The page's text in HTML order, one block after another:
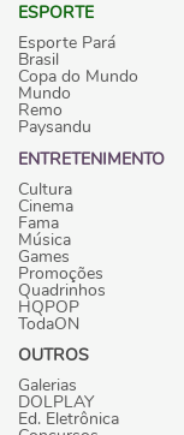
ESPORTE
Esporte Pará
Brasil
Copa do Mundo
Mundo
Remo
Paysandu
ENTRETENIMENTO
Cultura
Cinema
Fama
Música
Games
Promoções
Quadrinhos
HQPOP
TodaON
OUTROS
Galerias
DOLPLAY
Ed. Eletrônica